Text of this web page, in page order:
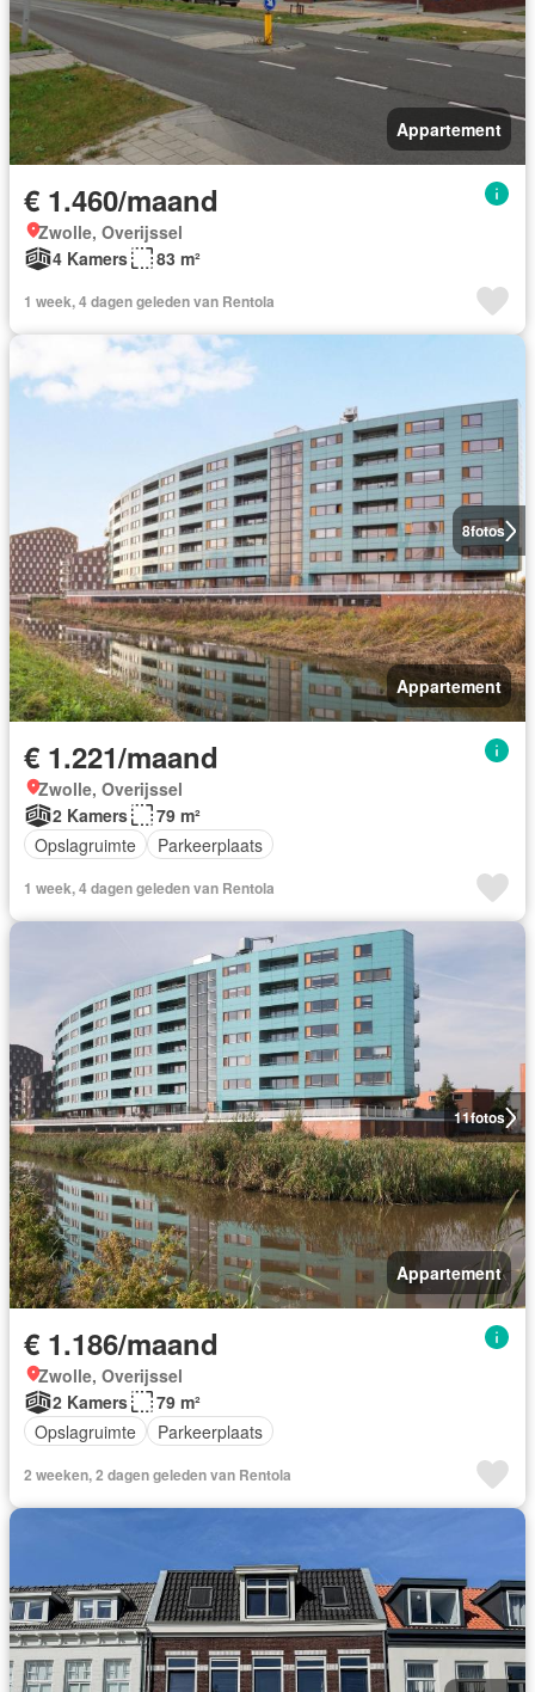
Appartement
€ 1.460/maand
Zwolle, Overijssel
4 Kamers
83 m²
1 week, 4 dagen geleden van Rentola
8fotos
Appartement
€ 1.221/maand
Zwolle, Overijssel
2 Kamers
79 m²
Opslagruimte
Parkeerplaats
1 week, 4 dagen geleden van Rentola
11fotos
Appartement
€ 1.186/maand
Zwolle, Overijssel
2 Kamers
79 m²
Opslagruimte
Parkeerplaats
2 weeken, 2 dagen geleden van Rentola